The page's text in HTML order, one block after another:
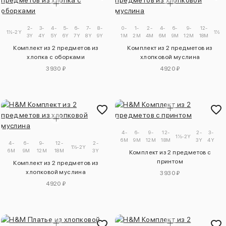
1½-2Y
2-
3Y
3-
4Y
4-
5Y
5-
6Y
6-
7Y
7-
8Y
8-
9Y
Комплект из 2 предметов из
хлопка с оборками
3930 ₽
0-
1M
1-
2M
2-
4M
4-
6M
6-
9M
9-
12M
12-
18M
1½-
Комплект из 2 предметов из
хлопковой муслина
4920 ₽
4-
6M
6-
9M
9-
12M
12-
18M
1½-2Y
2-
3Y
Комплект из 2 предметов из
хлопковой муслина
4920 ₽
4-
6M
6-
9M
9-
12M
12-
18M
1½-2Y
2-
3Y
3-
4Y
Комплект из 2 предметов с
принтом
3930 ₽